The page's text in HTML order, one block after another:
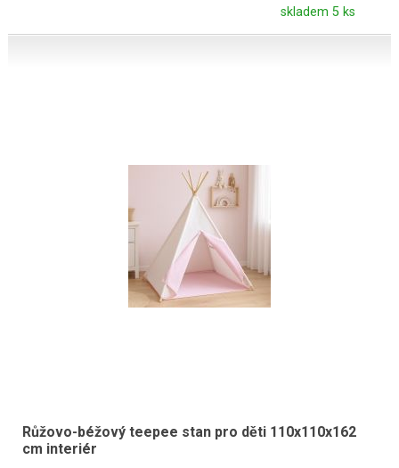
skladem 5 ks
Růžovo-béžový teepee stan pro děti 110x110x162
cm interiér